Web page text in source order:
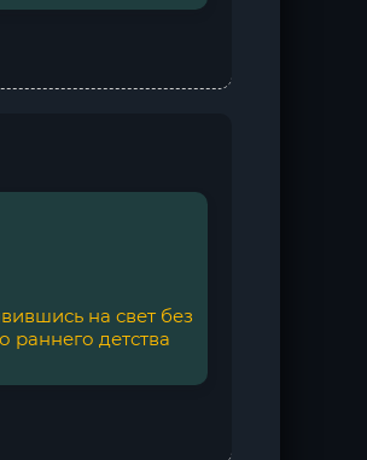
на свет без
раннего детства